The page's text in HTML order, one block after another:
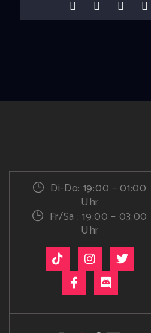
Di-Do: 19:00 – 01:00
Uhr
Fr/Sa : 19:00 – 03:00
Uhr